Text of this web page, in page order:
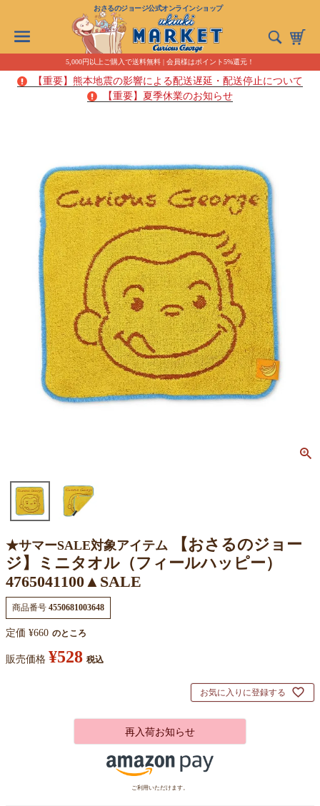
おさるのジョージ公式オンラインショップ
5,000円以上ご購入で送料無料 | 会員様はポイント5%還元！
【重要】熊本地震の影響による配送遅延・配送停止について
【重要】夏季休業のお知らせ
★サマーSALE対象アイテム
【おさるのジョー
ジ】ミニタオル（フィールハッピー）
4765041100▲SALE
商品番号 4550681003648
定価 ¥660 のところ
販売価格 ¥528 税込
お気に入りに登録する
再入荷お知らせ
ご利用いただけます。